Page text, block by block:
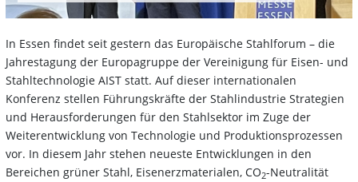
In Essen findet seit gestern das Europäische Stahlforum – die
Jahrestagung der Europagruppe der Vereinigung für Eisen- und
Stahltechnologie AIST statt. Auf dieser internationalen
Konferenz stellen Führungskräfte der Stahlindustrie Strategien
und Herausforderungen für den Stahlsektor im Zuge der
Weiterentwicklung von Technologie und Produktionsprozessen
vor. In diesem Jahr stehen neueste Entwicklungen in den
Bereichen grüner Stahl, Eisenerzmaterialen, CO2-Neutralität